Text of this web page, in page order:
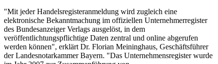
"Mit jeder Handelsregisteranmeldung wird zugleich eine
elektronische Bekanntmachung im offiziellen Unternehmerregister
des Bundesanzeiger Verlags ausgelöst, in dem
veröffentlichtungspflichtige Daten zentral und online abgerufen
werden können", erklärt Dr. Florian Meininghaus, Geschäftsführer
der Landesnotarkammer Bayern. "Das Unternehmensregister wurde